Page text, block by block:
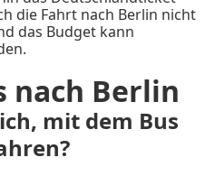
die Fahrt nach Berlin nicht
das Budget kann
nach Berlin
mit dem Bus